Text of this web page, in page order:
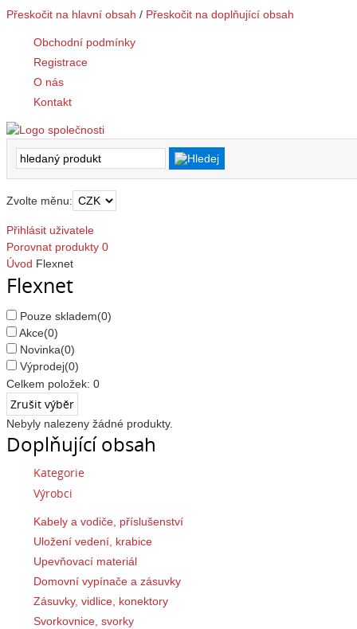
Přeskočit na hlavní obsah / Přeskočit na doplňující obsah
Obchodní podmínky
Registrace
O nás
Kontakt
Zvolte měnu:
Přihlásit uživatele
Porovnat produkty 0
Úvod Flexnet
Flexnet
Pouze skladem(0)
Akce(0)
Novinka(0)
Výprodej(0)
Celkem položek: 0
Nebyly nalezeny žádné produkty.
Doplňující obsah
Kategorie
Výrobci
Kabely a vodiče, příslušenství
Uložení vedení, krabice
Upevňovací materiál
Domovní vypínače a zásuvky
Zásuvky, vidlice, konektory
Svorkovnice, svorky